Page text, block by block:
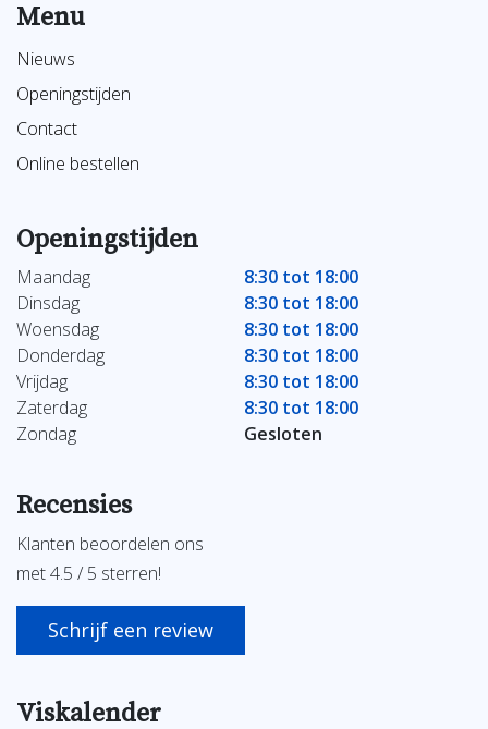
Menu
Nieuws
Openingstijden
Contact
Online bestellen
Openingstijden
Maandag
8:30 tot 18:00
Dinsdag
8:30 tot 18:00
Woensdag
8:30 tot 18:00
Donderdag
8:30 tot 18:00
Vrijdag
8:30 tot 18:00
Zaterdag
8:30 tot 18:00
Zondag
Gesloten
Recensies
Klanten beoordelen ons
met 4.5 / 5 sterren!
Schrijf een review
Viskalender